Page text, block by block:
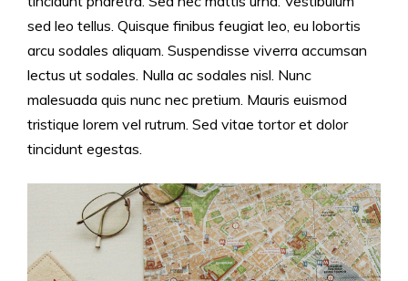
sed leo tellus. Quisque finibus feugiat leo, eu lobortis
arcu sodales aliquam. Suspendisse viverra accumsan
lectus ut sodales. Nulla ac sodales nisl. Nunc
malesuada quis nunc nec pretium. Mauris euismod
tristique lorem vel rutrum. Sed vitae tortor et dolor
tincidunt egestas.